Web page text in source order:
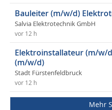
Bauleiter (m/w/d)
Salvia Elektrotechnik GmbH
vor 12 h
Elektroinstallateur (m/w/
(m/w/d)
Stadt Fürstenfeldbruck
vor 12 h
Mehr